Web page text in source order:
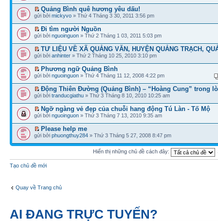
Quảng Bình quê hương yêu dấu!
gửi bởi mickyvo » Thứ 4 Tháng 3 30, 2011 3:56 pm
Đi tìm người Nguồn
gửi bởi nguoinguon » Thứ 2 Tháng 1 03, 2011 5:03 pm
TƯ LIỆU VỀ XÃ QUẢNG VĂN, HUYỆN QUẢNG TRẠCH,
gửi bởi anhinter » Thứ 2 Tháng 10 25, 2010 3:10 pm
Phương ngữ Quảng Bình
gửi bởi nguoinguon » Thứ 4 Tháng 11 12, 2008 4:22 pm
Động Thiên Đường (Quảng Bình) – “Hoàng Cung” trong
gửi bởi tranducgiathu » Thứ 3 Tháng 8 10, 2010 10:25 am
Ngỡ ngàng vẻ đẹp của chuỗi hang động Tú Làn - Tố Mộ
gửi bởi nguoinguon » Thứ 3 Tháng 7 13, 2010 9:35 am
Please help me
gửi bởi phuongthuy284 » Thứ 3 Tháng 5 27, 2008 8:47 pm
Hiển thị những chủ đề cách đây:
Tạo chủ đề mới
Quay về Trang chủ
AI ĐANG TRỰC TUYẾN?